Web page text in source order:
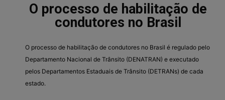
O processo de habilitação de
condutores no Brasil
O processo de habilitação de condutores no Brasil é regulado pelo
Departamento Nacional de Trânsito (DENATRAN) e executado
pelos Departamentos Estaduais de Trânsito (DETRANs) de cada
estado.